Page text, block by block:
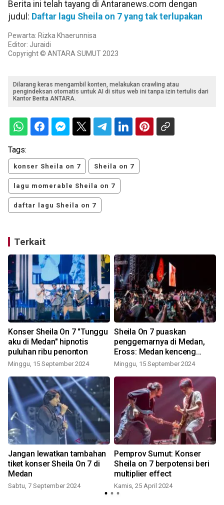
Berita ini telah tayang di Antaranews.com dengan
judul: Daftar lagu Sheila on 7 yang tak terlupakan
Pewarta: Rizka Khaerunnisa
Editor: Juraidi
Copyright © ANTARA SUMUT 2023
Dilarang keras mengambil konten, melakukan crawling atau
pengindeksan otomatis untuk AI di situs web ini tanpa izin tertulis dari
Kantor Berita ANTARA.
Tags:
konser Sheila on 7 Sheila on 7
lagu momerable Sheila on 7
daftar lagu Sheila on 7
Terkait
Konser Sheila On 7 "Tunggu
aku di Medan" hipnotis
puluhan ribu penonton
Minggu, 15 September 2024
Sheila On 7 puaskan
penggemarnya di Medan,
Eross: Medan kenceng
suaranya
Minggu, 15 September 2024
Jangan lewatkan tambahan
tiket konser Sheila On 7 di
Medan
Sabtu, 7 September 2024
Pemprov Sumut: Konser
Sheila on 7 berpotensi beri
multiplier effect
Kamis, 25 April 2024